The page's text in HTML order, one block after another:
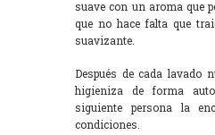
suave con un aroma que
que no hace falta que
suavizante.
Después de cada lavado
higieniza de forma
siguiente persona la
condiciones.